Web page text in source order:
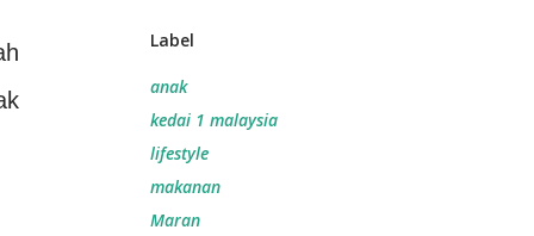
Label
anak
kedai 1 malaysia
lifestyle
makanan
Maran